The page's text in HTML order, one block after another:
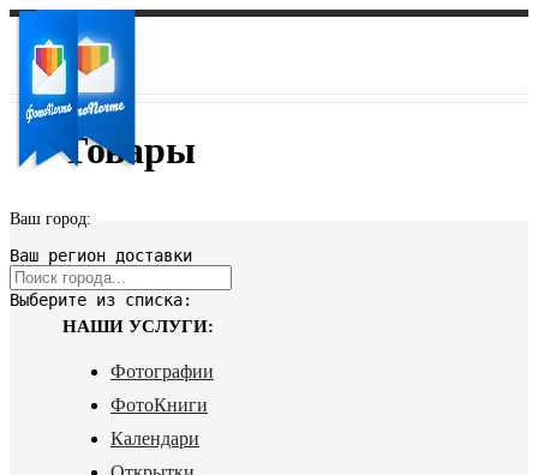
Ваш город:
Ваш регион доставки
Выберите из списка:
Товары
НАШИ УСЛУГИ:
Фотографии
ФотоКниги
Календари